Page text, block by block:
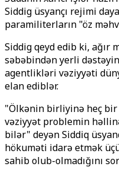
Siddig üsyançı rejimi
paramiliterların "öz
Siddig qeyd edib ki,
səbəbindən yerli dəstəyin
agentlikləri vəziyyəti
elan ediblər.
"Ölkənin birliyinə heç
vəziyyət problemin
bilər" deyən Siddiq
hökuməti idarə etmək
sahib olub-olmadığını